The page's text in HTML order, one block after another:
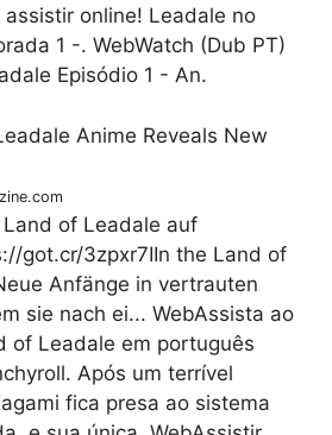
online! Leadale no
1 -. WebWatch (Dub PT)
Episódio 1 - An.
of Leadale auf
got.cr/3zpxr7IIn the Land of
Anfänge in vertrauten
sie nach ei... WebAssista ao
of Leadale em português
Após um terrível
fica presa ao sistema